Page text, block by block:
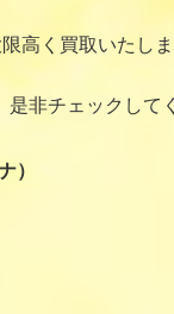
高く買取いたし
是非チェックして
）